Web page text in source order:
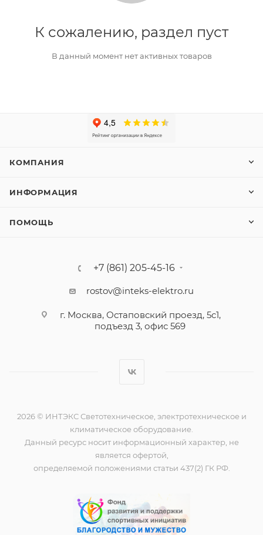
К сожалению, раздел пуст
В данный момент нет активных товаров
КОМПАНИЯ
ИНФОРМАЦИЯ
ПОМОЩЬ
+7 (861) 205-45-16
rostov@inteks-elektro.ru
г. Москва, Остаповский проезд, 5с1,
подъезд 3, офис 569
2026 © ИНТЭКС Светотехническое, электротехническое и
климатическое оборудование.
Данный ресурс носит информационный характер, не
является офертой,
определяемой положениями статьи 437(2) ГК РФ.